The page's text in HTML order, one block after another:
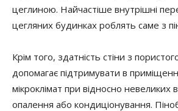
цеглиною. Найчастіше внутрішні
цегляних будинках роблять саме з
Крім того, здатність стіни з
допомагає підтримувати в
мікроклімат при відносно невеликих
опалення або кондиціонування.